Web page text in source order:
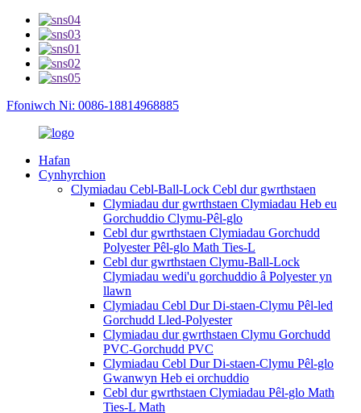
Ffoniwch Ni: 0086-18814968885
Hafan
Cynhyrchion
Clymiadau Cebl-Ball-Lock Cebl dur gwrthstaen
Clymiadau dur gwrthstaen Clymiadau Heb eu
Gorchuddio Clymu-Pêl-glo
Cebl dur gwrthstaen Clymiadau Gorchudd
Polyester Pêl-glo Math Ties-L
Cebl dur gwrthstaen Clymu-Ball-Lock
Clymiadau wedi'u gorchuddio â Polyester yn
llawn
Clymiadau Cebl Dur Di-staen-Clymu Pêl-led
Gorchudd Lled-Polyester
Clymiadau dur gwrthstaen Clymu Gorchudd
PVC-Gorchudd PVC
Clymiadau Cebl Dur Di-staen-Clymu Pêl-glo
Gwanwyn Heb ei orchuddio
Cebl dur gwrthstaen Clymiadau Pêl-glo Math
Ties-L Math